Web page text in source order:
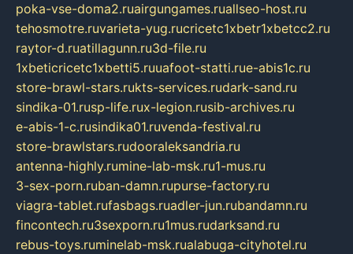
poka-vse-doma2.ruairgungames.ruallseo-host.ru
tehosmotre.ruvarieta-yug.rucricetc1xbetr1xbetcc2.ru
raytor-d.ruatillagunn.ru3d-file.ru
1xbeticricetc1xbetti5.ruuafoot-statti.rue-abis1c.ru
store-brawl-stars.rukts-services.rudark-sand.ru
sindika-01.rusp-life.rux-legion.rusib-archives.ru
e-abis-1-c.rusindika01.ruvenda-festival.ru
store-brawlstars.rudooraleksandria.ru
antenna-highly.rumine-lab-msk.ru1-mus.ru
3-sex-porn.ruban-damn.rupurse-factory.ru
viagra-tablet.rufasbags.ruadler-jun.rubandamn.ru
fincontech.ru3sexporn.ru1mus.rudarksand.ru
rebus-toys.ruminelab-msk.rualabuga-cityhotel.ru